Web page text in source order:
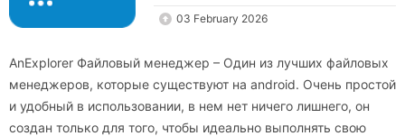
03 February 2026
AnExplorer Файловый менеджер – Один из лучших файловых
менеджеров, которые существуют на android. Очень простой
и удобный в использовании, в нем нет ничего лишнего, он
создан только для того, чтобы идеально выполнять свою